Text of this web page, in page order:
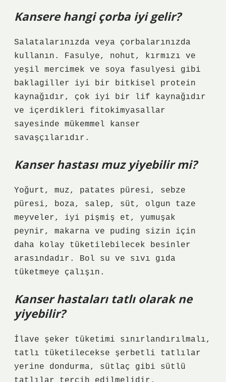
Kansere hangi çorba iyi gelir?
Salatalarınızda veya çorbalarınızda
kullanın. Fasulye, nohut, kırmızı ve
yeşil mercimek ve soya fasulyesi gibi
baklagiller iyi bir bitkisel protein
kaynağıdır, çok iyi bir lif kaynağıdır
ve içerdikleri fitokimyasallar
sayesinde mükemmel kanser
savaşçılarıdır.
Kanser hastası muz yiyebilir mi?
Yoğurt, muz, patates püresi, sebze
püresi, boza, salep, süt, olgun taze
meyveler, iyi pişmiş et, yumuşak
peynir, makarna ve puding sizin için
daha kolay tüketilebilecek besinler
arasındadır. Bol su ve sıvı gıda
tüketmeye çalışın.
Kanser hastaları tatlı olarak ne
yiyebilir?
İlave şeker tüketimi sınırlandırılmalı,
tatlı tüketilecekse şerbetli tatlılar
yerine dondurma, sütlaç gibi sütlü